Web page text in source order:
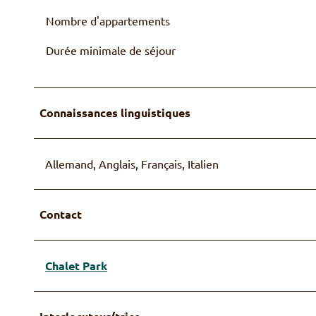
Nombre d'appartements
Durée minimale de séjour
Connaissances linguistiques
Allemand, Anglais, Français, Italien
Contact
Chalet Park